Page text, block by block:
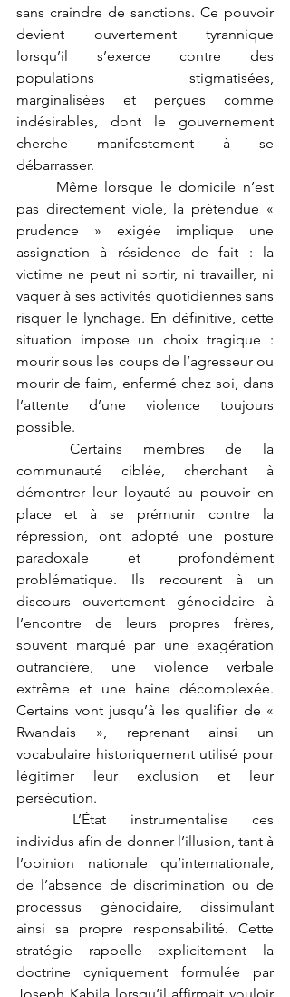
sans craindre de sanctions. Ce pouvoir
devient ouvertement tyrannique
lorsqu’il s’exerce contre des
populations stigmatisées,
marginalisées et perçues comme
indésirables, dont le gouvernement
cherche manifestement à se
débarrasser.
pas directement violé, la prétendue «
prudence » exigée implique une
assignation à résidence de fait : la
victime ne peut ni sortir, ni travailler, ni
vaquer à ses activités quotidiennes sans
risquer le lynchage. En définitive, cette
situation impose un choix tragique :
mourir sous les coups de l’agresseur ou
mourir de faim, enfermé chez soi, dans
l’attente d’une violence toujours
possible.
communauté ciblée, cherchant à
démontrer leur loyauté au pouvoir en
place et à se prémunir contre la
répression, ont adopté une posture
paradoxale et profondément
problématique. Ils recourent à un
discours ouvertement génocidaire à
l’encontre de leurs propres frères,
souvent marqué par une exagération
outrancière, une violence verbale
extrême et une haine décomplexée.
Certains vont jusqu’à les qualifier de «
Rwandais », reprenant ainsi un
vocabulaire historiquement utilisé pour
légitimer leur exclusion et leur
persécution.
individus afin de donner l’illusion, tant à
l’opinion nationale qu’internationale,
de l’absence de discrimination ou de
processus génocidaire, dissimulant
ainsi sa propre responsabilité. Cette
stratégie rappelle explicitement la
doctrine cyniquement formulée par
Joseph Kabila lorsqu’il affirmait vouloir